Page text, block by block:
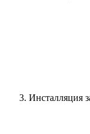
Инсталляция